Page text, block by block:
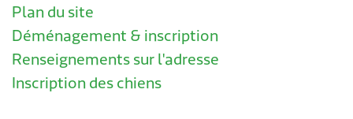
Plan du site
Déménagement & inscription
Renseignements sur l'adresse
Inscription des chiens